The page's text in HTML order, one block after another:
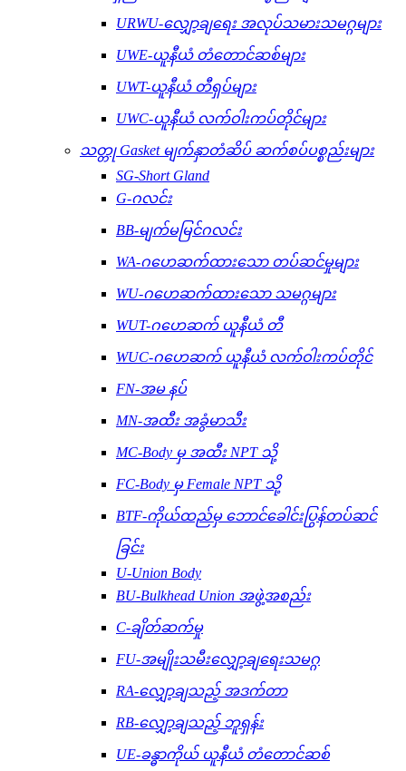
URWU-လျှော့ချရေး အလုပ်သမားသမဂ္ဂများ
UWE-ယူနီယံ တံတောင်ဆစ်များ
UWT-ယူနီယံ တီရှပ်များ
UWC-ယူနီယံ လက်ဝါးကပ်တိုင်များ
သတ္တု Gasket မျက်နှာတံဆိပ် ဆက်စပ်ပစ္စည်းများ
SG-Short Gland
G-ဂလင်း
BB-မျက်မမြင်ဂလင်း
WA-ဂဟေဆက်ထားသော တပ်ဆင်မှုများ
WU-ဂဟေဆက်ထားသော သမဂ္ဂများ
WUT-ဂဟေဆက် ယူနီယံ တီ
WUC-ဂဟေဆက် ယူနီယံ လက်ဝါးကပ်တိုင်
FN-အမ နပ်
MN-အထီး အခွံမာသီး
MC-Body မှ အထီး NPT သို့
FC-Body မှ Female NPT သို့
BTF-ကိုယ်ထည်မှ ဘောင်ခေါင်းပြွန်တပ်ဆင်
ခြင်း
U-Union Body
BU-Bulkhead Union အဖွဲ့အစည်း
C-ချိတ်ဆက်မှု
FU-အမျိုးသမီးလျှော့ချရေးသမဂ္ဂ
RA-လျှော့ချသည့် အဒက်တာ
RB-လျှော့ချသည့် ဘူရှန်း
UE-ခန္ဓာကိုယ် ယူနီယံ တံတောင်ဆစ်